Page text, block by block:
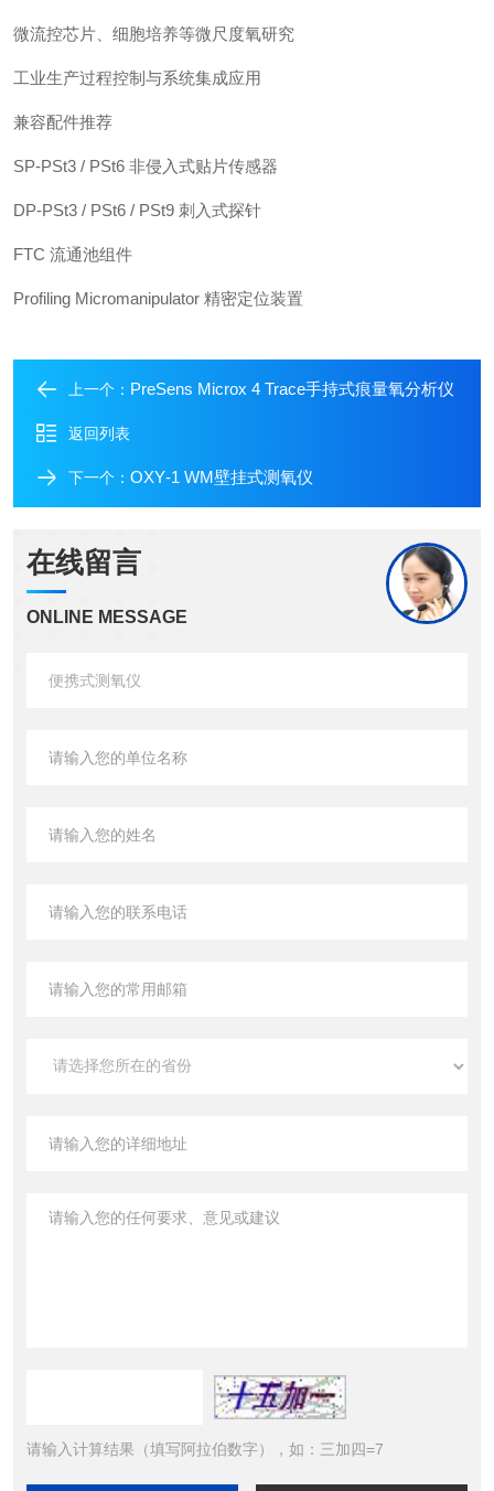
微流控芯片、细胞培养等微尺度氧研究
工业生产过程控制与系统集成应用
兼容配件推荐
SP-PSt3 / PSt6 非侵入式贴片传感器
DP-PSt3 / PSt6 / PSt9 刺入式探针
FTC 流通池组件
Profiling Micromanipulator 精密定位装置
上一个： PreSens Microx 4 Trace手持式痕量氧分析仪
返回列表
下一个： OXY‑1 WM壁挂式测氧仪
在线留言
ONLINE MESSAGE
请输入计算结果（填写阿拉伯数字），如：三加四=7